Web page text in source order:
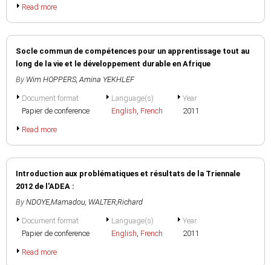
Read more
Socle commun de compétences pour un apprentissage tout au
long de la vie et le développement durable en Afrique
By Wim HOPPERS,Amina YEKHLEF
Document format
Papier de conference
Language(s)
English, French
Year
2011
Read more
Introduction aux problématiques et résultats de la Triennale
2012 de l'ADEA :
By NDOYE,Mamadou, WALTER,Richard
Document format
Papier de conference
Language(s)
English, French
Year
2011
Read more